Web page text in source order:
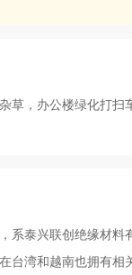
草，办公楼绿化打扫
系泰兴联创绝缘材
台湾和越南也拥有